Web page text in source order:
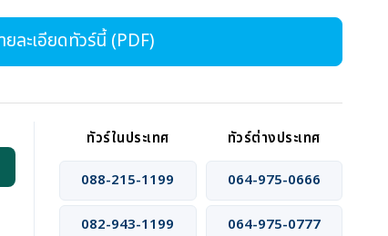
ยละเอียดทัวร์นี้ (PDF)
ทัวร์ในประเทศ
ทัวร์ต่างประเทศ
088-215-1199
064-975-0666
082-943-1199 064-975-0777